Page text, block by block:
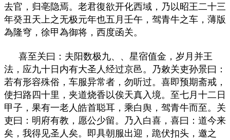
去官，归亳隐焉。老君復欲开化西域，乃以昭王二十三
年癸丑天上之无极元年也五月壬午，驾青牛之车，薄版
為隆穹，徐甲為御将，西度函关。
喜至关曰：夫阳数极九、、星宿值金，岁月并王
法，应九十日内有大圣人经过京邑。乃敕关吏孙景曰：
若有形容殊俗，车服异常者，勿听过。喜即预期斋戒，
使扫路四十里，夹道烧香以俟天真入境。至七月十二日
甲子，果有一老人皓首聪耳，乘白舆，驾青牛而至。关
吏曰：明府有教，愿公少留。乃入白喜，喜曰：道今来
矣，我得见圣人矣。即具朝服出迎，跪伏扣头，邀之